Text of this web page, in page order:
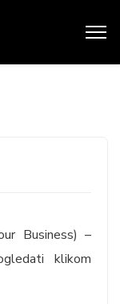
Business) –
klikom